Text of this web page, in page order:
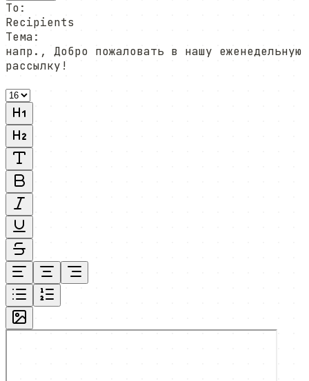
To:
Recipients
Тема:
напр., Добро пожаловать в нашу еженедельную
рассылку!